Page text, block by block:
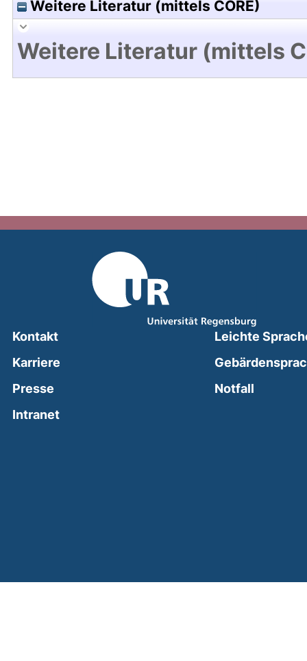
Weitere Literatur (mittels CORE)
Weitere Literatur (mittels
Kontakt
Karriere
Presse
Intranet(external link, opens in a new window)
Leichte
Notfall